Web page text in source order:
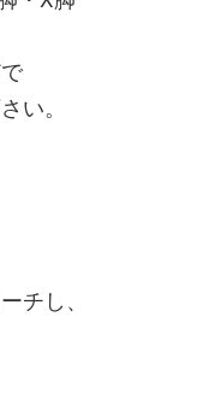
い。
チし、